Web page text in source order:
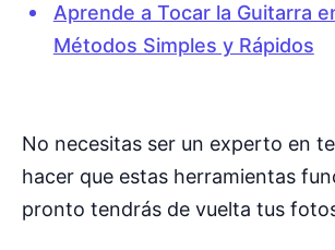
Aprende a Tocar la Guitarra
Métodos Simples y Rápidos
No necesitas ser un experto en
hacer que estas herramientas
pronto tendrás de vuelta tus